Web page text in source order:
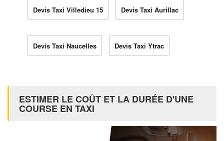
Devis Taxi Villedieu 15 Devis Taxi Aurillac
Devis Taxi Naucelles Devis Taxi Ytrac
ESTIMER LE COÛT ET LA DURÉE D'UNE
COURSE EN TAXI